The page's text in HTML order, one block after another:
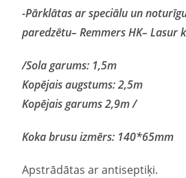
-Pārklātas ar speciālu un
paredzētu– Remmers HK– Lasur
/Sola garums: 1,5m
Kopējais augstums: 2,5m
Kopējais garums 2,9m /
Koka brusu izmērs: 140*65mm
Apstrādātas ar antiseptiķi.